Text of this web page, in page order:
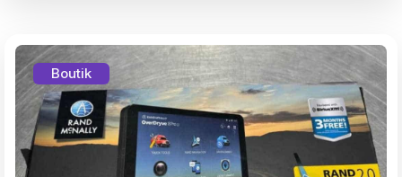
Boutik